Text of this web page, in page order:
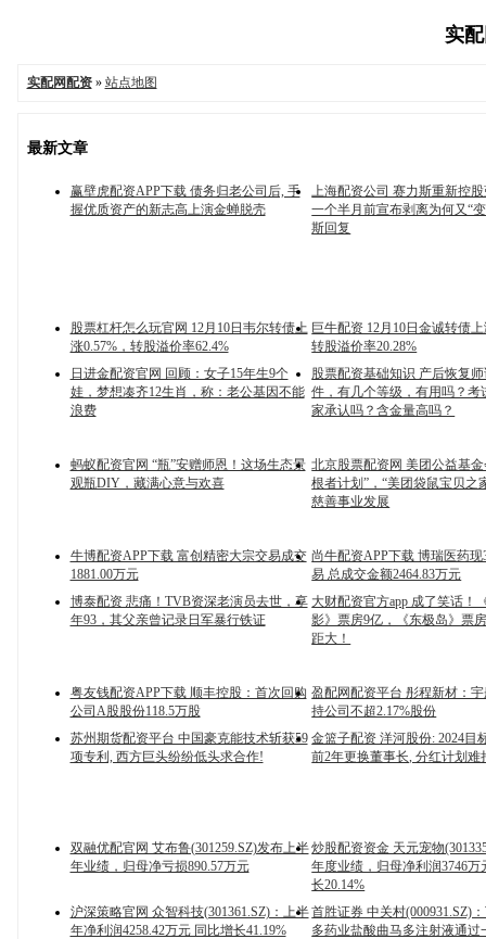
实
实配网配资» 站点地图
最新文章
赢壁虎配资APP下载 债务归老公司后, 手
握优质资产的新志高上演金蝉脱壳
上海配资公司 赛力斯重新控
一个半月前宣布剥离为何又“
斯回复
股票杠杆怎么玩官网 12月10日韦尔转债上
涨0.57%，转股溢价率62.4%
巨牛配资 12月10日金诚转债
转股溢价率20.28%
日进金配资官网 回顾：女子15年生9个
娃，梦想凑齐12生肖，称：老公基因不能
浪费
股票配资基础知识 产后恢复
件，有几个等级，有用吗？考
家承认吗？含金量高吗？
蚂蚁配资官网 “瓶”安赠师恩！这场生态景
观瓶DIY，藏满心意与欢喜
北京股票配资网 美团公益基
根者计划”，“美团袋鼠宝贝之
慈善事业发展
牛博配资APP下载 富创精密大宗交易成交
1881.00万元
尚牛配资APP下载 博瑞医药
易 总成交金额2464.83万元
博泰配资 悲痛！TVB资深老演员去世，享
年93，其父亲曾记录日军暴行铁证
大财配资官方app 成了笑话！
影》票房9亿，《东极岛》票
距大！
粤友钱配资APP下载 顺丰控股：首次回购
公司A股股份118.5万股
盈配网配资平台 彤程新材：
持公司不超2.17%股份
苏州期货配资平台 中国豪克能技术斩获59
项专利, 西方巨头纷纷低头求合作!
金篮子配资 洋河股份: 2024目
前2年更换董事长, 分红计划难
双融优配官网 艾布鲁(301259.SZ)发布上半
年业绩，归母净亏损890.57万元
炒股配资资金 天元宠物
年度业绩，归母净利润3746万
长20.14%
沪深策略官网 众智科技(301361.SZ)：上半
年净利润4258.42万元 同比增长41.19%
首胜证券 中关村(000931.SZ)
多药业盐酸曲马多注射液通过